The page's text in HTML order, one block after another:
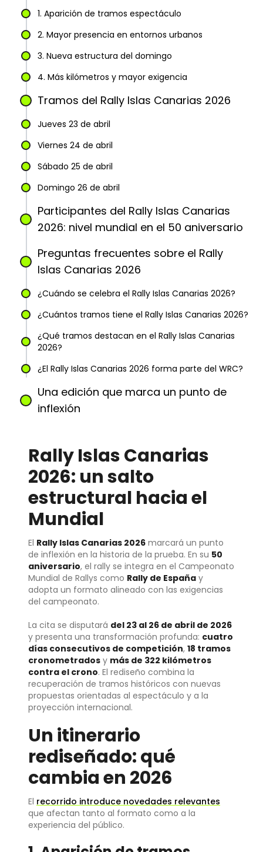
1. Aparición de tramos espectáculo
2. Mayor presencia en entornos urbanos
3. Nueva estructura del domingo
4. Más kilómetros y mayor exigencia
Tramos del Rally Islas Canarias 2026
Jueves 23 de abril
Viernes 24 de abril
Sábado 25 de abril
Domingo 26 de abril
Participantes del Rally Islas Canarias
2026: nivel mundial en el 50 aniversario
Preguntas frecuentes sobre el Rally
Islas Canarias 2026
¿Cuándo se celebra el Rally Islas Canarias 2026?
¿Cuántos tramos tiene el Rally Islas Canarias 2026?
¿Qué tramos destacan en el Rally Islas Canarias
2026?
¿El Rally Islas Canarias 2026 forma parte del WRC?
Una edición que marca un punto de
inflexión
Rally Islas Canarias
2026: un salto
estructural hacia el
Mundial
El Rally Islas Canarias 2026 marcará un punto
de inflexión en la historia de la prueba. En su 50
aniversario, el rally se integra en el Campeonato
Mundial de Rallys como Rally de España y
adopta un formato alineado con las exigencias
del campeonato.
La cita se disputará del 23 al 26 de abril de 2026
y presenta una transformación profunda: cuatro
días consecutivos de competición, 18 tramos
cronometrados y más de 322 kilómetros
contra el crono. El rediseño combina la
recuperación de tramos históricos con nuevas
propuestas orientadas al espectáculo y a la
proyección internacional.
Un itinerario
rediseñado: qué
cambia en 2026
El recorrido introduce novedades relevantes
que afectan tanto al formato como a la
experiencia del público.